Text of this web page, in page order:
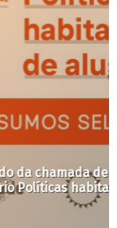
para o
aluguel